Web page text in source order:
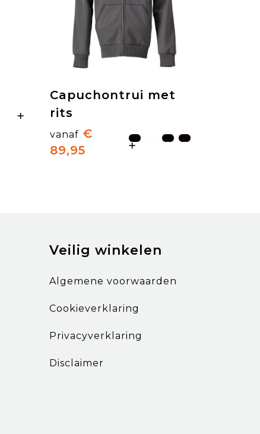
Capuchontrui met
rits
vanaf €
89,95
Veilig winkelen
Algemene voorwaarden
Cookieverklaring
Privacyverklaring
Disclaimer